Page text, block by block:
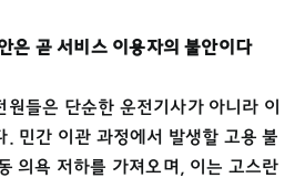
은 곧 서비스 이용자의 불안이다
들은 단순한 운전기사가 아니라 이
. 민간 이관 과정에서 발생할 고용 불
의욕 저하를 가져오며, 이는 고스란